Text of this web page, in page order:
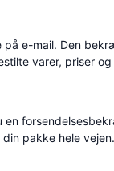
e-mail. Den
varer, priser
pakke hele vejen.